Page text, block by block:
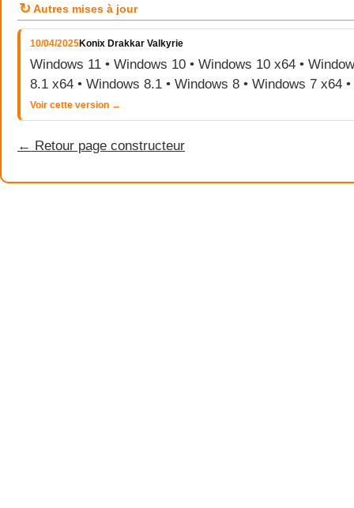
↻ Autres mises à jour
10/04/2025Konix Drakkar Valkyrie
Windows 11 • Windows 10 • Windows 10 x64 •
8.1 x64 • Windows 8.1 • Windows 8 • Windows 7 x64
Voir cette version →
← Retour page constructeur